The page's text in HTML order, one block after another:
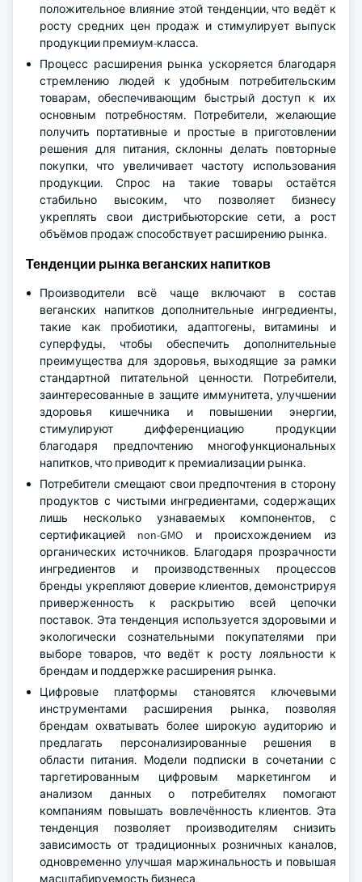
положительное влияние этой тенденции, что ведёт к
росту средних цен продаж и стимулирует выпуск
продукции премиум-класса.
Процесс расширения рынка ускоряется благодаря
стремлению людей к удобным потребительским
товарам, обеспечивающим быстрый доступ к их
основным потребностям. Потребители, желающие
получить портативные и простые в приготовлении
решения для питания, склонны делать повторные
покупки, что увеличивает частоту использования
продукции. Спрос на такие товары остаётся
стабильно высоким, что позволяет бизнесу
укреплять свои дистрибьюторские сети, а рост
объёмов продаж способствует расширению рынка.
Тенденции рынка веганских напитков
Производители всё чаще включают в состав
веганских напитков дополнительные ингредиенты,
такие как пробиотики, адаптогены, витамины и
суперфуды, чтобы обеспечить дополнительные
преимущества для здоровья, выходящие за рамки
стандартной питательной ценности. Потребители,
заинтересованные в защите иммунитета, улучшении
здоровья кишечника и повышении энергии,
стимулируют дифференциацию продукции
благодаря предпочтению многофункциональных
напитков, что приводит к премиализации рынка.
Потребители смещают свои предпочтения в сторону
продуктов с чистыми ингредиентами, содержащих
лишь несколько узнаваемых компонентов, с
сертификацией non-GMO и происхождением из
органических источников. Благодаря прозрачности
ингредиентов и производственных процессов
бренды укрепляют доверие клиентов, демонстрируя
приверженность к раскрытию всей цепочки
поставок. Эта тенденция используется здоровыми и
экологически сознательными покупателями при
выборе товаров, что ведёт к росту лояльности к
брендам и поддержке расширения рынка.
Цифровые платформы становятся ключевыми
инструментами расширения рынка, позволяя
брендам охватывать более широкую аудиторию и
предлагать персонализированные решения в
области питания. Модели подписки в сочетании с
таргетированным цифровым маркетингом и
анализом данных о потребителях помогают
компаниям повышать вовлечённость клиентов. Эта
тенденция позволяет производителям снизить
зависимость от традиционных розничных каналов,
одновременно улучшая маржинальность и повышая
масштабируемость бизнеса.